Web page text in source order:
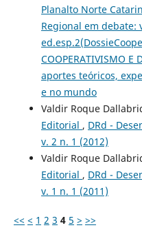
Planalto Norte
Regional em debate:
COOPERATIVISMO E
aportes teóricos,
e no mundo
Valdir Roque
Editorial , DRd -
v. 2 n. 1 (2012)
Valdir Roque
Editorial , DRd -
v. 1 n. 1 (2011)
<< < 1 2 3 4 5 > >>